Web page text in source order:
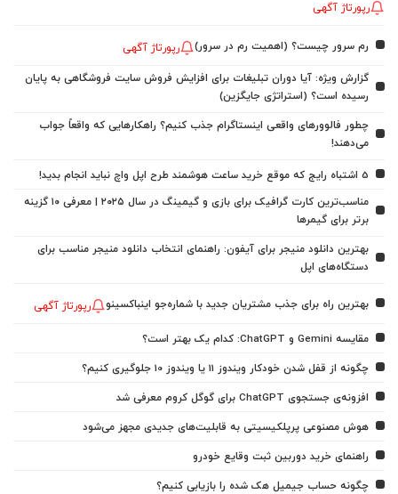
رپورتاژ آگهی
رم سرور چیست؟ (اهمیت رم در سرور) رپورتاژ آگهی
گزارش ویژه: آیا دوران تبلیغات برای افزایش فروش سایت فروشگاهی به پایان
رسیده است؟ (استراتژی جایگزین)
چطور فالوورهای واقعی اینستاگرام جذب کنیم؟ راهکارهایی که واقعاً جواب
می‌دهند!
5 اشتباه رایج که موقع خرید ساعت هوشمند طرح اپل واچ نباید انجام بدید!
مناسب‌ترین کارت گرافیک برای بازی و گیمینگ در سال ۲۰۲۵ | معرفی ۱۰ گزینه
برتر برای گیمرها
بهترین دانلود منیجر برای آیفون: راهنمای انتخاب دانلود منیجر مناسب برای
دستگاه‌های اپل
بهترین راه برای جذب مشتریان جدید با شماره‌جو اینباکسینو رپورتاژ آگهی
مقایسه Gemini و ChatGPT: کدام یک بهتر است؟
چگونه از قفل شدن خودکار ویندوز 11 یا ویندوز 10 جلوگیری کنیم؟
افزونه‌ی جستجوی ChatGPT برای گوگل کروم معرفی شد
هوش مصنوعی پرپلکیسیتی به قابلیت‌های جدیدی مجهز می‌شود
راهنمای خرید دوربین ثبت وقایع خودرو
چگونه حساب جیمیل هک شده را بازیابی کنیم؟